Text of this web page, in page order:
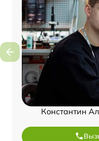
Константин